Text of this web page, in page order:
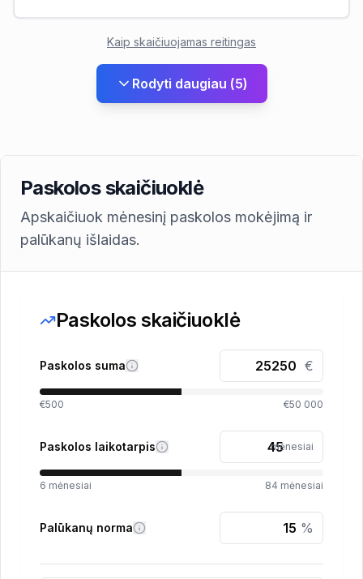
Kaip skaičiuojamas reitingas
Rodyti daugiau (5)
Paskolos skaičiuoklė
Apskaičiuok mėnesinį paskolos mokėjimą ir
palūkanų išlaidas.
Paskolos skaičiuoklė
Paskolos suma €
€500 €50 000
Paskolos laikotarpis mėnesiai
6 mėnesiai 84 mėnesiai
Palūkanų norma %